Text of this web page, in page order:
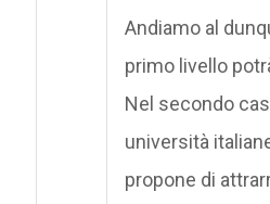
Andiamo al
primo livello
Nel secondo
università
propone di